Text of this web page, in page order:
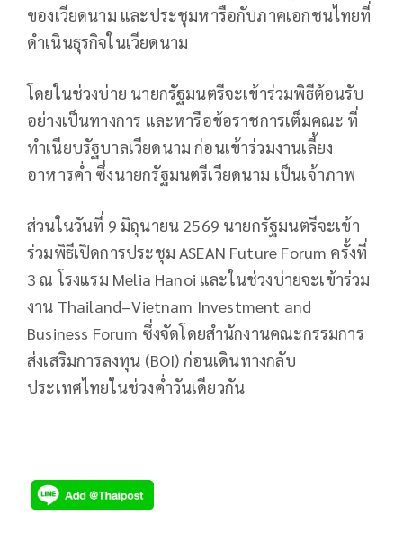
ของเวียดนาม และประชุมหารือกับภาคเอกชนไทยที่
ดำเนินธุรกิจในเวียดนาม
โดยในช่วงบ่าย นายกรัฐมนตรีจะเข้าร่วมพิธีต้อนรับ
อย่างเป็นทางการ และหารือข้อราชการเต็มคณะ ที่
ทำเนียบรัฐบาลเวียดนาม ก่อนเข้าร่วมงานเลี้ยง
อาหารค่ำ ซึ่งนายกรัฐมนตรีเวียดนาม เป็นเจ้าภาพ
ส่วนในวันที่ 9 มิถุนายน 2569 นายกรัฐมนตรีจะเข้า
ร่วมพิธีเปิดการประชุม ASEAN Future Forum ครั้งที่
3 ณ โรงแรม Melia Hanoi และในช่วงบ่ายจะเข้าร่วม
งาน Thailand–Vietnam Investment and
Business Forum ซึ่งจัดโดยสำนักงานคณะกรรมการ
ส่งเสริมการลงทุน (BOI) ก่อนเดินทางกลับ
ประเทศไทยในช่วงค่ำวันเดียวกัน